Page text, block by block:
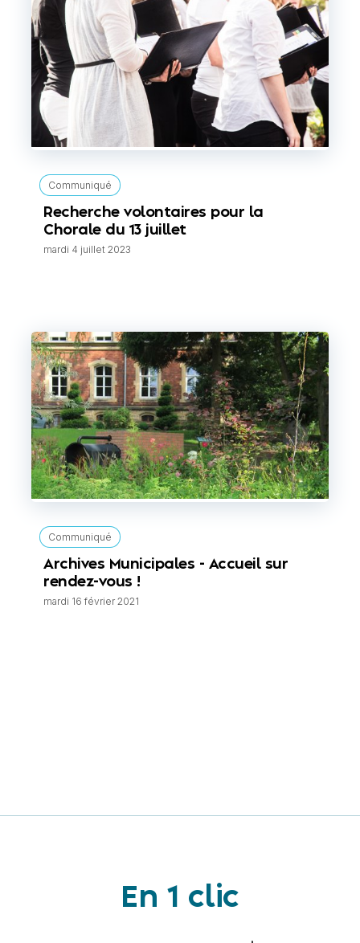
Communiqué
Recherche volontaires pour la
Chorale du 13 juillet
mardi 4 juillet 2023
Communiqué
Archives Municipales - Accueil sur
rendez-vous !
mardi 16 février 2021
En 1 clic